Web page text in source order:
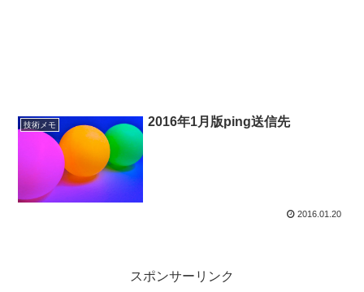
技術メモ 2016年1月版ping送信先
2016.01.20
スポンサーリンク